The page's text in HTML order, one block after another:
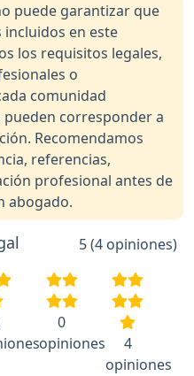
puede garantizar que
incluidos en este
los requisitos legales,
o
comunidad
corresponder a
Recomendamos
referencias,
profesional antes de
abogado.
5 (4 opiniones)
0
opiniones
4
opiniones